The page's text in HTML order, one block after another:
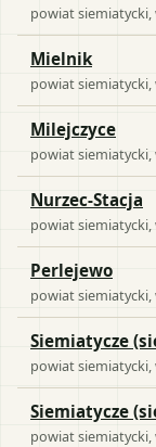
powiatsiemiatycki
Mielnik
powiatsiemiatycki
Milejczyce
powiatsiemiatycki
Nurzec-Stacja
powiatsiemiatycki
Perlejewo
powiatsiemiatycki
Siemiatycze
powiatsiemiatycki
Siemiatycze
powiatsiemiatycki